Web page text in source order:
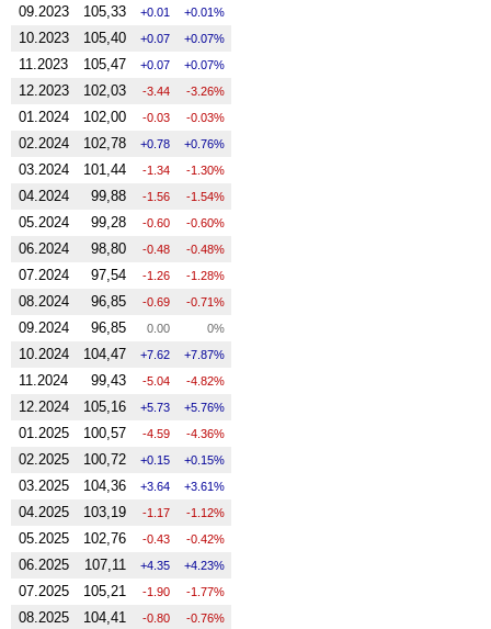
09.2023 105,33 0.01 0.01%
10.2023 105,40 0.07 0.07%
11.2023 105,47 0.07 0.07%
12.2023 102,03 -3.44 -3.26%
01.2024 102,00 -0.03 -0.03%
02.2024 102,78 0.78 0.76%
03.2024 101,44 -1.34 -1.30%
04.2024 99,88 -1.56 -1.54%
05.2024 99,28 -0.60 -0.60%
06.2024 98,80 -0.48 -0.48%
07.2024 97,54 -1.26 -1.28%
08.2024 96,85 -0.69 -0.71%
09.2024 96,85 0.00 0%
10.2024 104,47 7.62 7.87%
11.2024 99,43 -5.04 -4.82%
12.2024 105,16 5.73 5.76%
01.2025 100,57 -4.59 -4.36%
02.2025 100,72 0.15 0.15%
03.2025 104,36 3.64 3.61%
04.2025 103,19 -1.17 -1.12%
05.2025 102,76 -0.43 -0.42%
06.2025 107,11 4.35 4.23%
07.2025 105,21 -1.90 -1.77%
08.2025 104,41 -0.80 -0.76%